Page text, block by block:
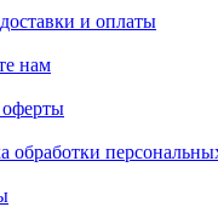
и оплаты
нам
обработки